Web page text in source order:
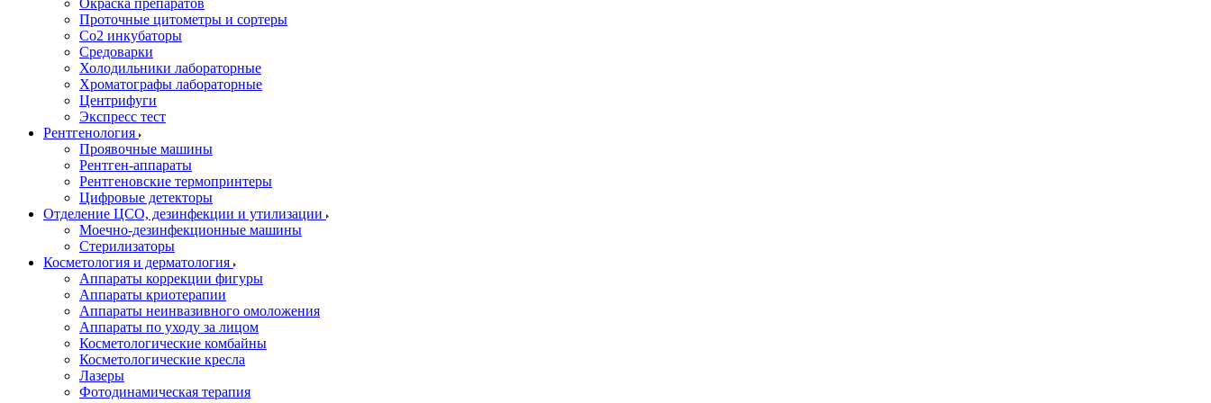
Окраска препаратов
Проточные цитометры и сортеры
Со2 инкубаторы
Средоварки
Холодильники лабораторные
Хроматографы лабораторные
Центрифуги
Экспресс тест
Рентгенология
Проявочные машины
Рентген-аппараты
Рентгеновские термопринтеры
Цифровые детекторы
Отделение ЦСО, дезинфекции и утилизации
Моечно-дезинфекционные машины
Стерилизаторы
Косметология и дерматология
Аппараты коррекции фигуры
Аппараты криотерапии
Аппараты неинвазивного омоложения
Аппараты по уходу за лицом
Косметологические комбайны
Косметологические кресла
Лазеры
Фотодинамическая терапия